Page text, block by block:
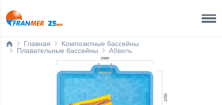
Главная
Композитные бассейны
Плавательные бассейны
Абвиль